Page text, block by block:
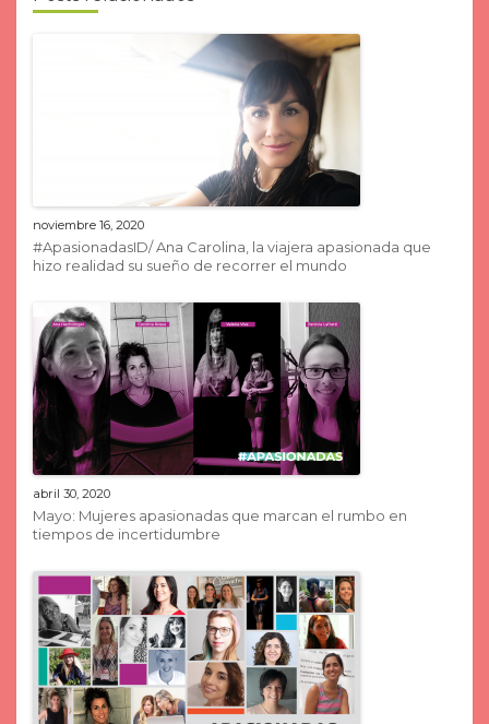
noviembre 16, 2020
#ApasionadasID/ Ana Carolina, la viajera apasionada que
hizo realidad su sueño de recorrer el mundo
abril 30, 2020
Mayo: Mujeres apasionadas que marcan el rumbo en
tiempos de incertidumbre